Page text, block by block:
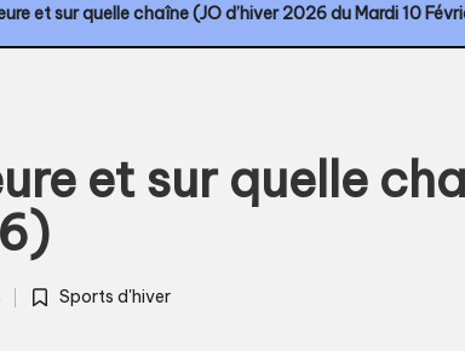
et sur quelle chaîne (JO d’hiver 2026 du Mardi 10
et sur quelle
Posted
Sports d'hiver